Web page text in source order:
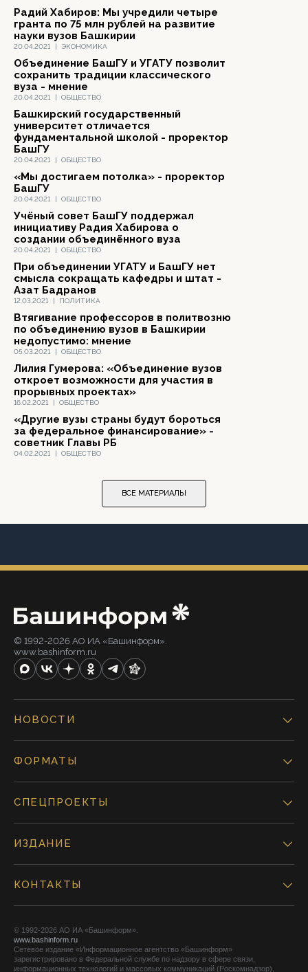
20.04.2021 | ЭКОНОМИКА
Радий Хабиров: Мы учредили четыре
гранта по 75 млн рублей на развитие
науки вузов Башкирии
20.04.2021 | ОБЩЕСТВО
Объединение БашГУ и УГАТУ позволит
сохранить традиции классического
вуза - мнение
20.04.2021 | ОБЩЕСТВО
Башкирский государственный
университет отличается
фундаментальной школой - проректор
БашГУ
20.04.2021 | ОБЩЕСТВО
«Мы достигаем потолка» - проректор
БашГУ
20.04.2021 | ОБЩЕСТВО
Учёный совет БашГУ поддержал
инициативу Радия Хабирова о
создании объединённого вуза
12.03.2021 | ПОЛИТИКА
При объединении УГАТУ и БашГУ нет
смысла сокращать кафедры и штат -
Азат Бадранов
05.03.2021 | ОБЩЕСТВО
Втягивание профессоров в политвозню
по объединению вузов в Башкирии
недопустимо: мнение
16.02.2021 | ОБЩЕСТВО
Лилия Гумерова: « Объединение вузов
откроет возможности для участия в
прорывных проектах»
04.02.2021 | ОБЩЕСТВО
«Другие вузы страны будут бороться
за федеральное финансирование» -
советник Главы РБ
ВСЕ МАТЕРИАЛЫ
© 1992-2026 АО ИА «Башинформ».
www.bashinform.ru
НОВОСТИ
ФОРМАТЫ
СПЕЦПРОЕКТЫ
ИЗДАНИЕ
КОНТАКТЫ
© 1992-2026 АО ИА «Башинформ».
www.bashinform.ru
Сетевое издание «Информационное агентство «Башинформ»
зарегистрировано в Федеральной службе по надзору в сфере связи,
информационных технологий и массовых коммуникаций (Роскомнадзор),